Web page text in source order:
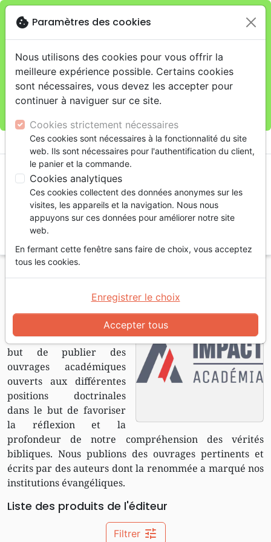
Je veux retirer ma commande au 11 rue de Rive,
Genèveclose
warningCette boutique en ligne est limitée au retrait en
magasin.
Pour les livraisons à domicile, veuillez passer vos
commandes sur la boutique La Maison de la Bible
shopping_cart
Accueil Editeurs Impact Académia
Académia
Impact Académia a pour
but de publier des
ouvrages académiques
ouverts aux différentes
positions doctrinales
dans le but de favoriser
la réflexion et la
profondeur de notre compréhension des vérités
bibliques. Nous publions des ouvrages pertinents et
écrits par des auteurs dont la renommée a marqué nos
institutions évangéliques.
Liste des produits de l'éditeur
Filtrer tune
cookie Paramètres des cookies
Nous utilisons des cookies pour vous offrir la
meilleure expérience possible. Certains cookies
sont nécessaires, vous devez les accepter pour
continuer à naviguer sur ce site.
Cookies strictement nécessaires
Ces cookies sont nécessaires à la fonctionnalité du site
web. Ils sont nécessaires pour l'authentification du client,
le panier et la commande.
Cookies analytiques
Ces cookies collectent des données anonymes sur les
visites, les appareils et la navigation. Nous nous
appuyons sur ces données pour améliorer notre site
web.
En fermant cette fenêtre sans faire de choix, vous acceptez
tous les cookies.
Accepter tous
Enregistrer le choix